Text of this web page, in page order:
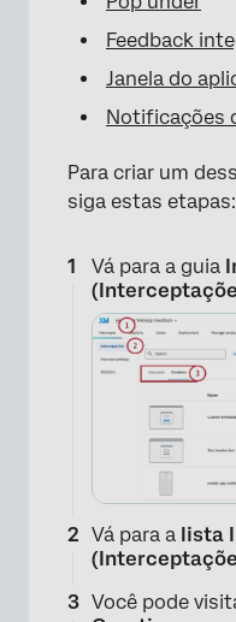
Feedback
Janela do
Notificações
Para criar um
siga estas etapas:
Vá para a guia
Vá para a lista
Você pode